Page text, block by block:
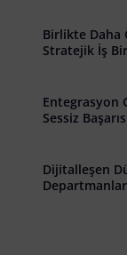
Birlikte Daha
Stratejik İş
Entegrasyon
Sessiz
Dijitalleşen